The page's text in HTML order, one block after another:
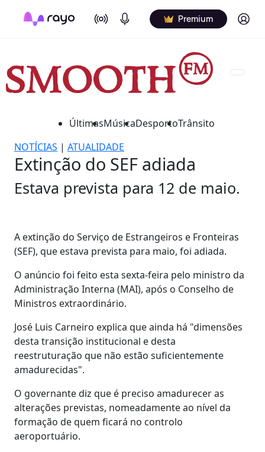
On Air Podcasts Premium Log in
ÚltimasMúsicaDesportoTrânsito
NOTÍCIAS | ATUALIDADE
Extinção do SEF adiada
Estava prevista para 12 de maio.
A extinção do Serviço de Estrangeiros e Fronteiras
(SEF), que estava prevista para maio, foi adiada.
O anúncio foi feito esta sexta-feira pelo ministro da
Administração Interna (MAI), após o Conselho de
Ministros extraordinário.
José Luis Carneiro explica que ainda há "dimensões
desta transição institucional e desta
reestruturação que não estão suficientemente
amadurecidas".
O governante diz que é preciso amadurecer as
alterações previstas, nomeadamente ao nível da
formação de quem ficará no controlo
aeroportuário.